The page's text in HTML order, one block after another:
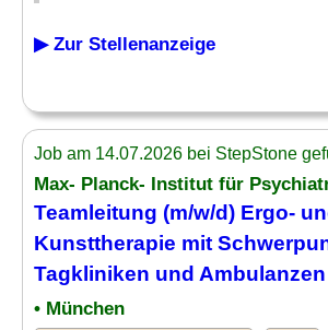
▶ Zur Stellenanzeige
Job am 14.07.2026 bei StepStone
Max- Planck- Institut für
Teamleitung (m/w/d) Ergo-
Kunsttherapie mit
Tagkliniken und Ambulanzen
• München